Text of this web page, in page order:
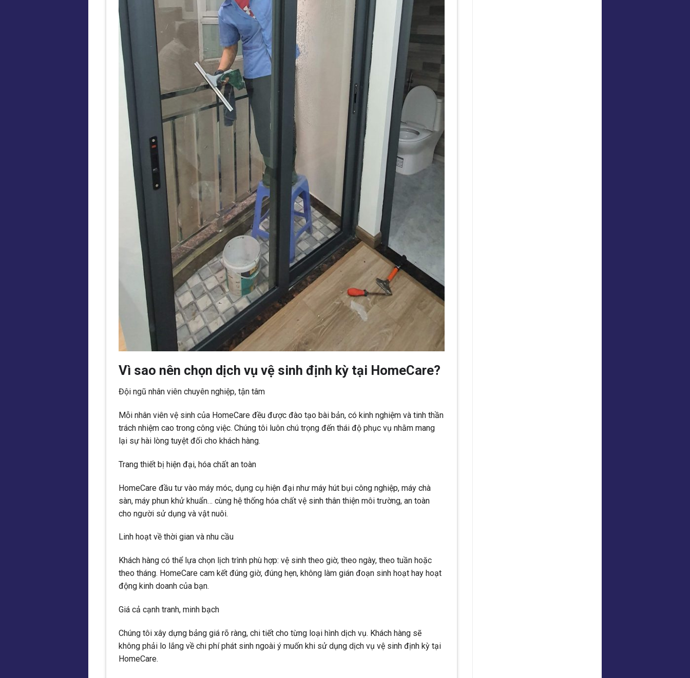
Vì sao nên chọn dịch vụ vệ sinh định kỳ tại HomeCare?
Đội ngũ nhân viên chuyên nghiệp, tận tâm
Mỗi nhân viên vệ sinh của HomeCare đều được đào tạo bài bản, có kinh nghiệm và tinh thần
trách nhiệm cao trong công việc. Chúng tôi luôn chú trọng đến thái độ phục vụ nhằm mang
lại sự hài lòng tuyệt đối cho khách hàng.
Trang thiết bị hiện đại, hóa chất an toàn
HomeCare đầu tư vào máy móc, dụng cụ hiện đại như máy hút bụi công nghiệp, máy chà
sàn, máy phun khử khuẩn… cùng hệ thống hóa chất vệ sinh thân thiện môi trường, an toàn
cho người sử dụng và vật nuôi.
Linh hoạt về thời gian và nhu cầu
Khách hàng có thể lựa chọn lịch trình phù hợp: vệ sinh theo giờ, theo ngày, theo tuần hoặc
theo tháng. HomeCare cam kết đúng giờ, đúng hẹn, không làm gián đoạn sinh hoạt hay hoạt
động kinh doanh của bạn.
Giá cả cạnh tranh, minh bạch
Chúng tôi xây dựng bảng giá rõ ràng, chi tiết cho từng loại hình dịch vụ. Khách hàng sẽ
không phải lo lắng về chi phí phát sinh ngoài ý muốn khi sử dụng dịch vụ vệ sinh định kỳ tại
HomeCare.